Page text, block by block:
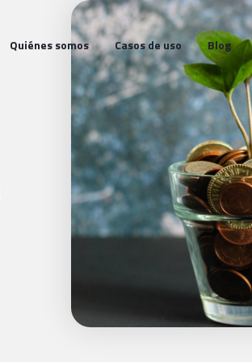
Quiénes somos Casos de uso Blog